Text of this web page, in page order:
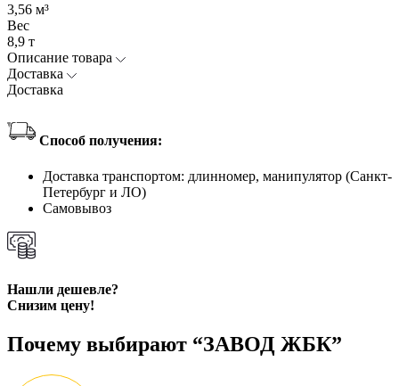
3,56 м³
Вес
8,9 т
Описание товара
Доставка
Доставка
Способ получения:
Доставка транспортом: длинномер, манипулятор (Санкт-
Петербург и ЛО)
Самовывоз
Нашли дешевле?
Снизим цену!
Почему выбирают “ЗАВОД ЖБК”